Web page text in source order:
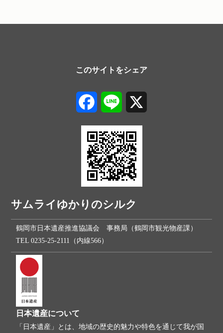
このサイトをシェア
Facebook Line
サムライゆかりのシルク
鶴岡市日本遺産推進協議会 事務局（鶴岡市観光物産課）
TEL 0235-25-2111（内線566）
日本遺産について
「日本遺産」とは、地域の歴史的魅力や特色を通じて我が国